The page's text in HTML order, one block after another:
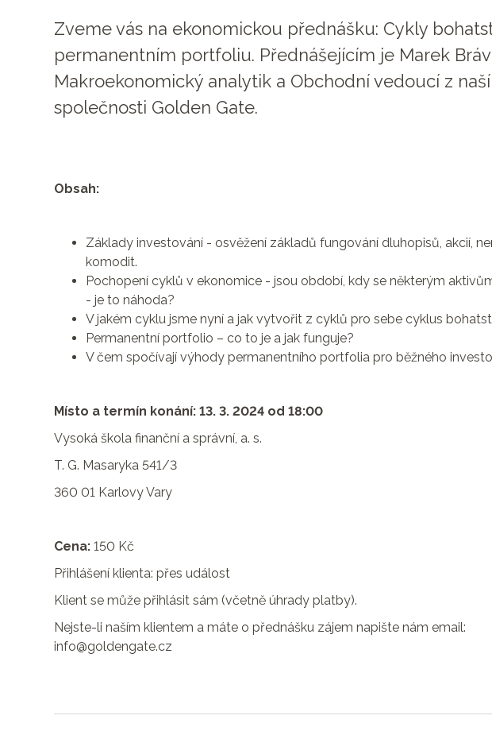
Zveme vás na ekonomickou přednášku: Cykly
permanentním portfoliu. Přednášejícím je Marek
Makroekonomický analytik a Obchodní vedoucí z naší
společnosti Golden Gate.
Obsah:
Základy investování - osvěžení základů fungování dluhopisů, akcií,
komodit.
Pochopení cyklů v ekonomice - jsou období, kdy se některým
- je to náhoda?
V jakém cyklu jsme nyní a jak vytvořit z cyklů pro sebe cyklus
Permanentní portfolio – co to je a jak funguje?
V čem spočívají výhody permanentního portfolia pro běžného
Místo a termín konání: 13. 3. 2024 od 18:00
Vysoká škola finanční a správní, a. s.
T. G. Masaryka 541/3
360 01 Karlovy Vary
Cena: 150 Kč
Přihlášení klienta: přes událost
Klient se může přihlásit sám (včetně úhrady platby).
Nejste-li naším klientem a máte o přednášku zájem napište nám email:
info@goldengate.cz